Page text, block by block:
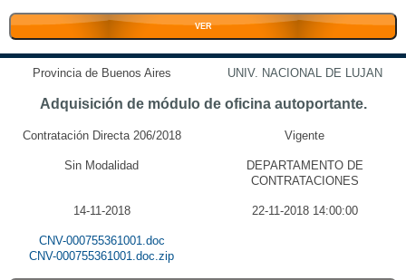
VER
Provincia de Buenos Aires UNIV. NACIONAL DE LUJAN
Adquisición de módulo de oficina autoportante.
Contratación Directa 206/2018 Vigente
Sin Modalidad
DEPARTAMENTO DE
CONTRATACIONES
14-11-2018 22-11-2018 14:00:00
CNV-000755361001.doc
CNV-000755361001.doc.zip